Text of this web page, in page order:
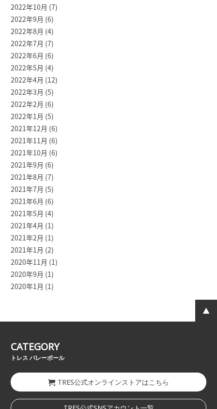
2022年10月 (7)
2022年9月 (6)
2022年8月 (4)
2022年7月 (7)
2022年6月 (6)
2022年5月 (4)
2022年4月 (12)
2022年3月 (5)
2022年2月 (6)
2022年1月 (5)
2021年12月 (6)
2021年11月 (6)
2021年10月 (6)
2021年9月 (6)
2021年8月 (7)
2021年7月 (5)
2021年6月 (6)
2021年5月 (4)
2021年4月 (1)
2021年2月 (1)
2021年1月 (2)
2020年11月 (1)
2020年9月 (1)
2020年1月 (1)
CATEGORY
トレス バレーボール
TRES公式オンラインストアはこちら